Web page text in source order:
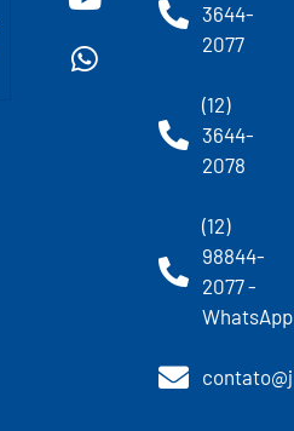
3644-
2077
(12)
3644-
2078
(12)
98844-
2077 -
WhatsApp